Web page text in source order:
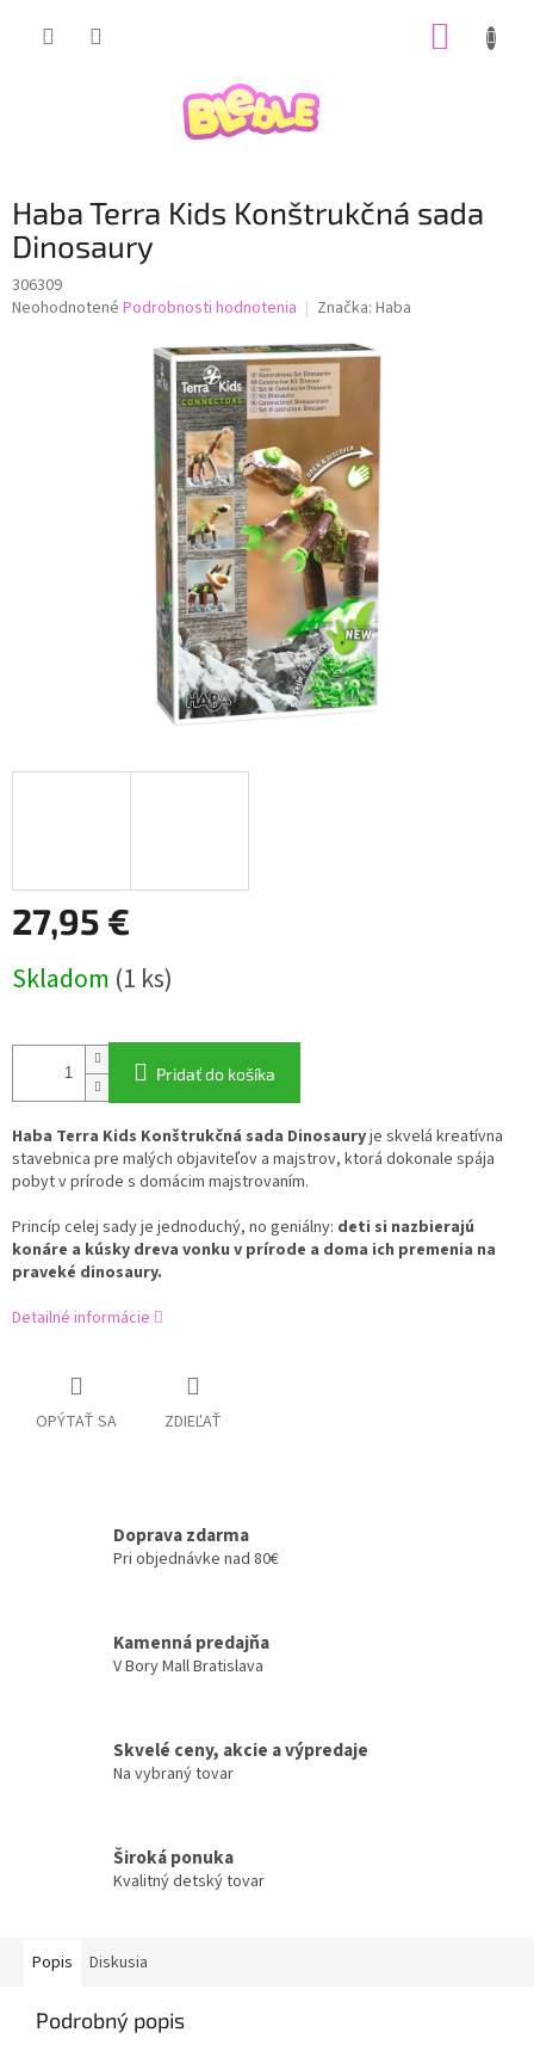
Haba Terra Kids Konštrukčná sada
Dinosaury
306309
Priemerné
Neohodnotené Podrobnosti hodnotenia Značka: Haba
27,95 €
cena:
Skladom (1 ks)
Pridať do košíka
Haba Terra Kids Konštrukčná sada Dinosauryje skvelá kreatívna
stavebnica pre malých objaviteľov a majstrov, ktorá dokonale spája
pobyt v prírode s domácim majstrovaním.
Princíp celej sady je jednoduchý, no geniálny: deti si nazbierajú
konáre a kúsky dreva vonku v prírode a doma ich premenia na
praveké dinosaury.
Detailné informácie
OPÝTAŤ SA ZDIEĽAŤ
Doprava zdarma
Pri objednávke nad 80€
Kamenná predajňa
V Bory Mall Bratislava
Skvelé ceny, akcie a výpredaje
Na vybraný tovar
Široká ponuka
Kvalitný detský tovar
Popis Diskusia
Podrobný popis